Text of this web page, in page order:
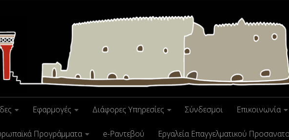
Εφαρμογές Διάφορες Υπηρεσίες Σύνδεσμοι Επικοινωνία
Προγράμματα e-Ραντεβού Εργαλεία Επαγγελματικού